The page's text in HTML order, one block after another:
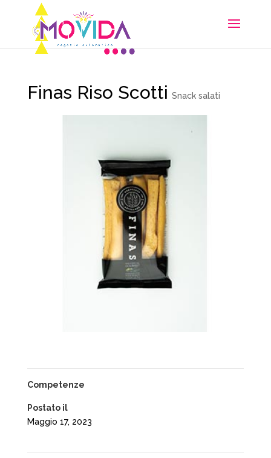
Finas Riso Scotti Snack salati
Competenze
Postato il
Maggio 17, 2023